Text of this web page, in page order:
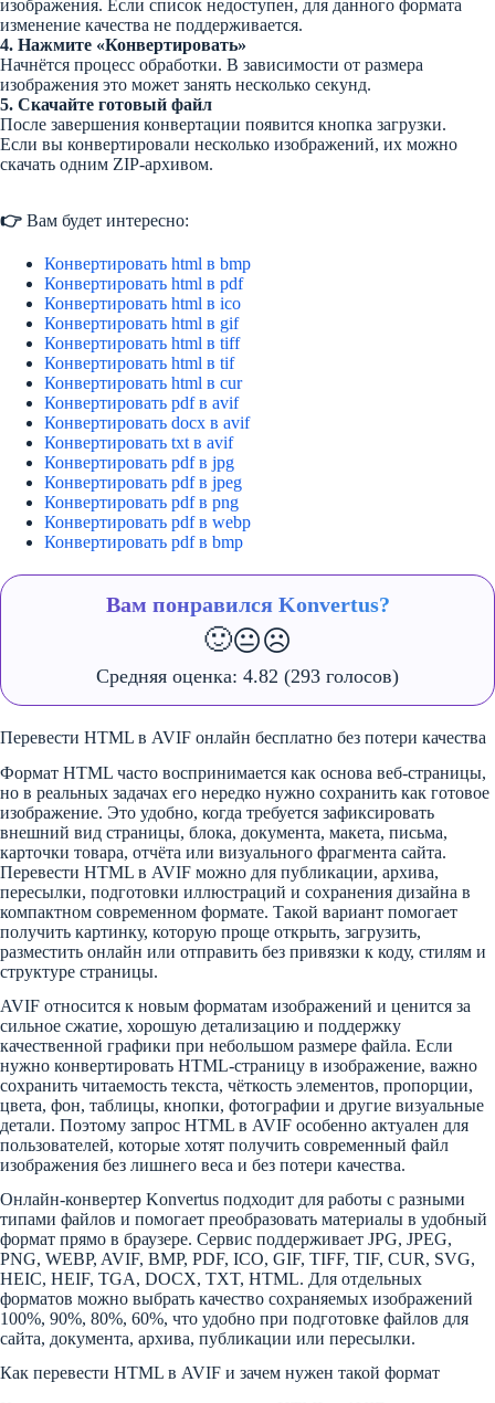
изображения. Если список недоступен, для данного формата
изменение качества не поддерживается.
4. Нажмите «Конвертировать»
Начнётся процесс обработки. В зависимости от размера
изображения это может занять несколько секунд.
5. Скачайте готовый файл
После завершения конвертации появится кнопка загрузки.
Если вы конвертировали несколько изображений, их можно
скачать одним ZIP-архивом.
👉 Вам будет интересно:
Конвертировать html в bmp
Конвертировать html в pdf
Конвертировать html в ico
Конвертировать html в gif
Конвертировать html в tiff
Конвертировать html в tif
Конвертировать html в cur
Конвертировать pdf в avif
Конвертировать docx в avif
Конвертировать txt в avif
Конвертировать pdf в jpg
Конвертировать pdf в jpeg
Конвертировать pdf в png
Конвертировать pdf в webp
Конвертировать pdf в bmp
Вам понравился Konvertus?
🙂😐☹️
Средняя оценка: 4.82 (293 голосов)
Перевести HTML в AVIF онлайн бесплатно без потери качества
Формат HTML часто воспринимается как основа веб-страницы,
но в реальных задачах его нередко нужно сохранить как готовое
изображение. Это удобно, когда требуется зафиксировать
внешний вид страницы, блока, документа, макета, письма,
карточки товара, отчёта или визуального фрагмента сайта.
Перевести HTML в AVIF можно для публикации, архива,
пересылки, подготовки иллюстраций и сохранения дизайна в
компактном современном формате. Такой вариант помогает
получить картинку, которую проще открыть, загрузить,
разместить онлайн или отправить без привязки к коду, стилям и
структуре страницы.
AVIF относится к новым форматам изображений и ценится за
сильное сжатие, хорошую детализацию и поддержку
качественной графики при небольшом размере файла. Если
нужно конвертировать HTML-страницу в изображение, важно
сохранить читаемость текста, чёткость элементов, пропорции,
цвета, фон, таблицы, кнопки, фотографии и другие визуальные
детали. Поэтому запрос HTML в AVIF особенно актуален для
пользователей, которые хотят получить современный файл
изображения без лишнего веса и без потери качества.
Онлайн-конвертер Konvertus подходит для работы с разными
типами файлов и помогает преобразовать материалы в удобный
формат прямо в браузере. Сервис поддерживает JPG, JPEG,
PNG, WEBP, AVIF, BMP, PDF, ICO, GIF, TIFF, TIF, CUR, SVG,
HEIC, HEIF, TGA, DOCX, TXT, HTML. Для отдельных
форматов можно выбрать качество сохраняемых изображений
100%, 90%, 80%, 60%, что удобно при подготовке файлов для
сайта, документа, архива, публикации или пересылки.
Как перевести HTML в AVIF и зачем нужен такой формат